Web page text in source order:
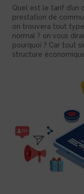
Quel est le tarif d’un
prestation de
on trouvera tout
normal ? on vous
pourquoi ? Car tout
structure